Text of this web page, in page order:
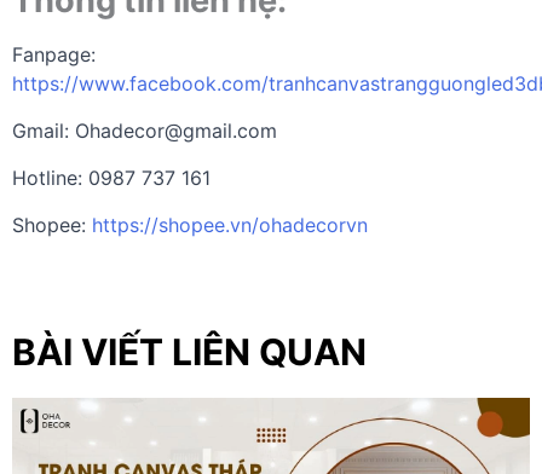
Fanpage:
https://www.facebook.com/
Gmail: Ohadecor@gmail.com
Hotline: 0987 737 161
Shopee: https://shopee.vn/ohadecorvn
BÀI VIẾT LIÊN QUAN